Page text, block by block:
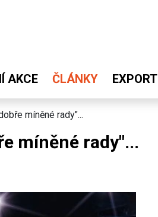
AKCE ČLÁNKY EXPORT
míněné rady"...
míněné rady"...